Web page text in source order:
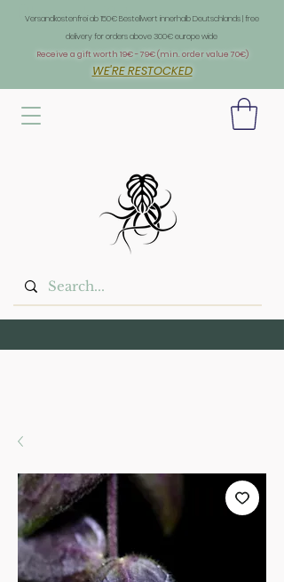
Überschrift 1
Versandkostenfrei ab 150€ Bestellwert innerhalb Deutschlands | free
delivery for orders above 300€ europe wide
Receive a gift worth 19€ - 79€ (min. order value 70€)
WE'RE RESTOCKED